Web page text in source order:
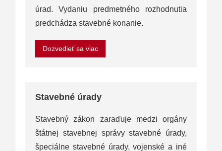
úrad. Vydaniu predmetného rozhodnutia
predchádza stavebné konanie.
Dozvedieť sa viac
Stavebné úrady
Stavebný zákon zaraďuje medzi orgány
štátnej stavebnej správy stavebné úrady,
špeciálne stavebné úrady, vojenské a iné